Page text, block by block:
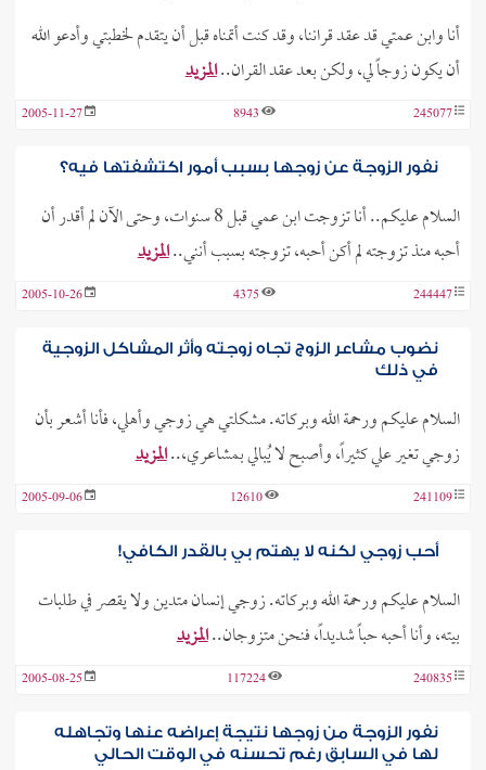
أنا وابن عمتي قد عقد قراننا، وقد كنت أتمناه قبل أن يتقدم لخطبتي وأدعو الله
أن يكون زوجاً لي، ولكن بعد عقد القران..المزيد
245077
8943
2005-11-27
نفور الزوجة عن زوجها بسبب أمور اكتشفتها فيه؟
السلام عليكم.. أنا تزوجت ابن عمي قبل 8 سنوات، وحتى الآن لم أقدر أن
أحبه منذ تزوجته لم أكن أحبه، تزوجته بسبب أنني..المزيد
244447
4375
2005-10-26
نضوب مشاعر الزوج تجاه زوجته وأثر المشاكل الزوجية
في ذلك
السلام عليكم ورحمة الله وبركاته. مشكلتي هي زوجي وأهلي، فأنا أشعر بأن
زوجي تغير علي كثيراً، وأصبح لا يُبالي بمشاعري،..المزيد
241109
12610
2005-09-06
أحب زوجي لكنه لا يهتم بي بالقدر الكافي!
السلام عليكم ورحمة الله وبركاته. زوجي إنسان متدين ولا يقصر في طلبات
بيته، وأنا أحبه حباً شديداً، فنحن متزوجان..المزيد
240835
117224
2005-08-25
نفور الزوجة من زوجها نتيجة إعراضه عنها وتجاهله
لها في السابق رغم تحسنه في الوقت الحالي